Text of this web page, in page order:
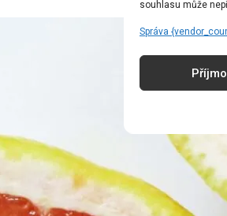
souhlasu může
Správa